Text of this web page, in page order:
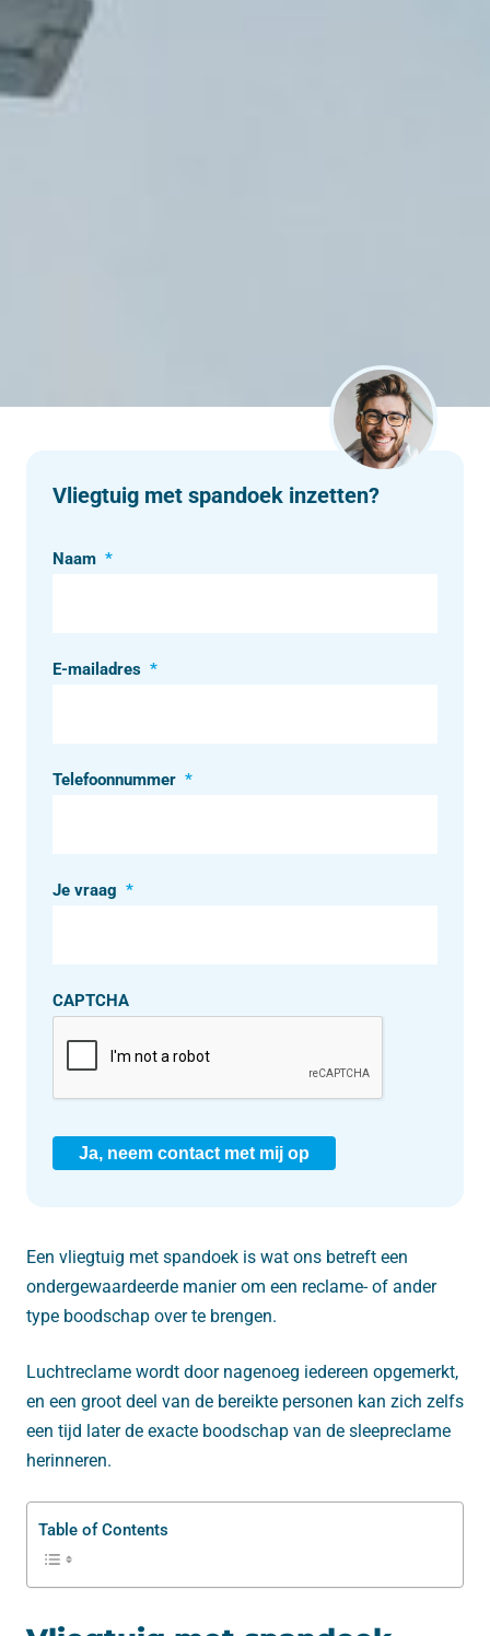
Vliegtuig met spandoek inzetten?
Naam *
E-mailadres *
Telefoonnummer *
Je vraag *
CAPTCHA
Ja, neem contact met mij op
Een vliegtuig met spandoek is wat ons betreft een
ondergewaardeerde manier om een reclame- of ander
type boodschap over te brengen.
Luchtreclame wordt door nagenoeg iedereen opgemerkt,
en een groot deel van de bereikte personen kan zich zelfs
een tijd later de exacte boodschap van de sleepreclame
herinneren.
Table of Contents